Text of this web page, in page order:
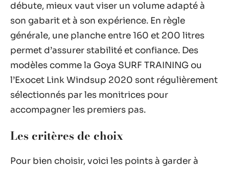
débute, mieux vaut viser un volume adapté à
son gabarit et à son expérience. En règle
générale, une planche entre 160 et 200 litres
permet d’assurer stabilité et confiance. Des
modèles comme la Goya SURF TRAINING ou
l’Exocet Link Windsup 2020 sont régulièrement
sélectionnés par les monitrices pour
accompagner les premiers pas.
Les critères de choix
Pour bien choisir, voici les points à garder à